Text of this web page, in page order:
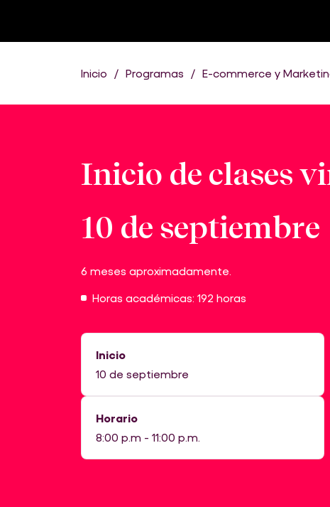
Inicio Programas E-commerce y
Inicio de clases
10 de septiembre
6 meses aproximadamente.
Horas académicas: 192 horas
Inicio
10 de septiembre
Horario
8:00 p.m - 11:00 p.m.